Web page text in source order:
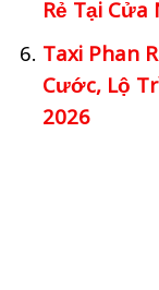
Rẻ Tại
Taxi Phan
Cước, Lộ
2026